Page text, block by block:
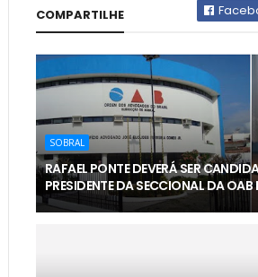
COMPARTILHE
SOBRAL
RAFAEL PONTE DEVERÁ SER
PRESIDENTE DA SECCIONAL DA OAB